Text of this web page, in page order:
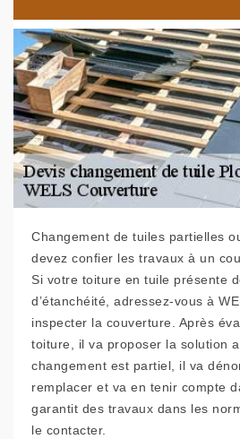
Changement de tuiles partielles
devez confier les travaux à un
Si votre toiture en tuile présente
d’étanchéité, adressez-vous à
inspecter la couverture. Après
toiture, il va proposer la solution
changement est partiel, il va
remplacer et va en tenir compte
garantit des travaux dans les
le contacter.